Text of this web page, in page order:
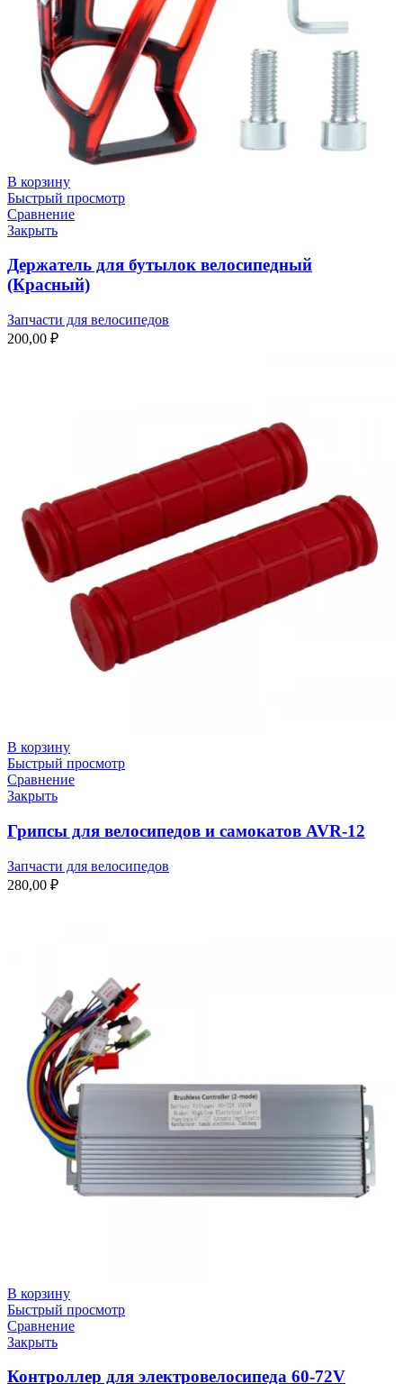
В корзину
Быстрый просмотр
Сравнение
Закрыть
Держатель для бутылок велосипедный
(Красный)
Запчасти для велосипедов
200,00 ₽
В корзину
Быстрый просмотр
Сравнение
Закрыть
Грипсы для велосипедов и самокатов AVR-12
Запчасти для велосипедов
280,00 ₽
В корзину
Быстрый просмотр
Сравнение
Закрыть
Контроллер для электровелосипеда 60-72V